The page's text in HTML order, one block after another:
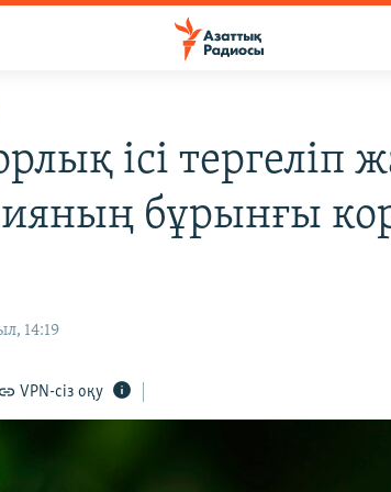
ісі тергеліп
бұрынғы
14:19
VPN-сіз оқу